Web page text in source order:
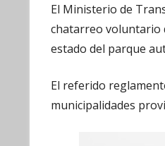
El Ministerio de
chatarreo voluntario
estado del parque
El referido
municipalidades